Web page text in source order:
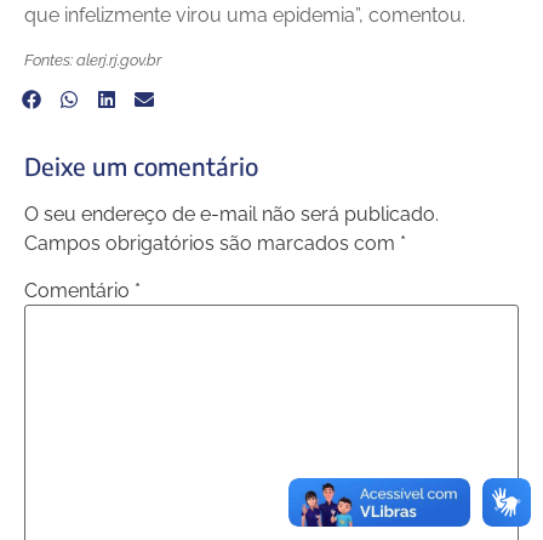
que infelizmente virou uma epidemia”, comentou.
Fontes: alerj.rj.gov.br
Deixe um comentário
O seu endereço de e-mail não será publicado.
Campos obrigatórios são marcados com *
Comentário *